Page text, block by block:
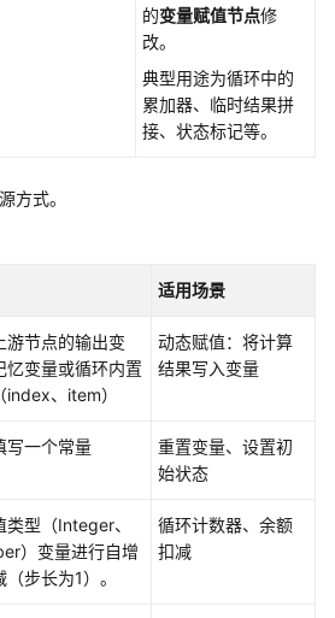
的变量赋值节点修
改。
典型用途为循环中的
累加器、临时结果拼
接、状态标记等。
方式。
适用场景
游节点的输出变
忆变量或循环内置
index、item）
动态赋值：将计算
结果写入变量
写一个常量
重置变量、设置初
始状态
类型（Integer、
）变量进行自增
（步长为1）。
循环计数器、余额
扣减